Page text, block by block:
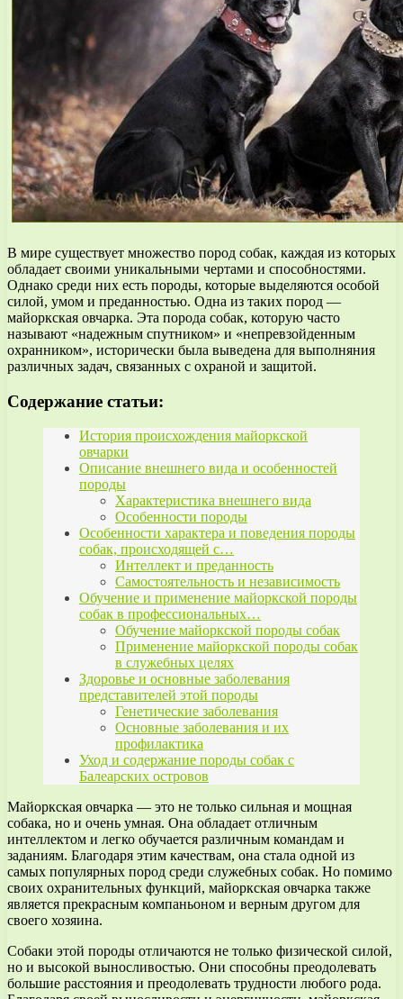
В мире существует множество пород собак, каждая из которых
обладает своими уникальными чертами и способностями.
Однако среди них есть породы, которые выделяются особой
силой, умом и преданностью. Одна из таких пород —
майоркская овчарка. Эта порода собак, которую часто
называют «надежным спутником» и «непревзойденным
охранником», исторически была выведена для выполняния
различных задач, связанных с охраной и защитой.
Содержание статьи:
История происхождения майоркской
овчарки
Описание внешнего вида и особенностей
породы
Характеристика внешнего вида
Особенности породы
Особенности характера и поведения породы
собак, происходящей с…
Интеллект и преданность
Самостоятельность и независимость
Обучение и применение майоркской породы
собак в профессиональных…
Обучение майоркской породы собак
Применение майоркской породы собак
в служебных целях
Здоровье и основные заболевания
представителей этой породы
Генетические заболевания
Основные заболевания и их
профилактика
Уход и содержание породы собак с
Балеарских островов
Майоркская овчарка — это не только сильная и мощная
собака, но и очень умная. Она обладает отличным
интеллектом и легко обучается различным командам и
заданиям. Благодаря этим качествам, она стала одной из
самых популярных пород среди служебных собак. Но помимо
своих охранительных функций, майоркская овчарка также
является прекрасным компаньоном и верным другом для
своего хозяина.
Собаки этой породы отличаются не только физической силой,
но и высокой выносливостью. Они способны преодолевать
большие расстояния и преодолевать трудности любого рода.